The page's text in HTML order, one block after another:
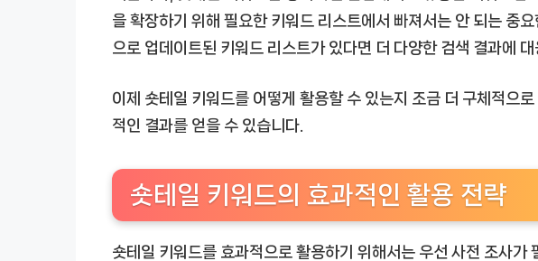
을 확장하기 위해 필요한 키워드 리스트에서 빠져서는 안 되는 중
으로 업데이트된 키워드 리스트가 있다면 더 다양한 검색 결과에 대
이제 숏테일 키워드를 어떻게 활용할 수 있는지 조금 더 구체적으
적인 결과를 얻을 수 있습니다.
숏테일 키워드의 효과적인 활용 전략
숏테일 키워드를 효과적으로 활용하기 위해서는 우선 사전 조사가